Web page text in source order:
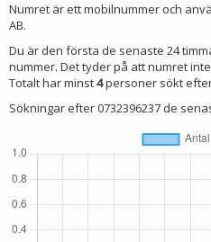
Numret är ett mobilnummer och
AB.
Du är den första de senaste 24
nummer. Det tyder på att numret
Totalt har minst4personer sökt
Sökningar efter 0732396237 de